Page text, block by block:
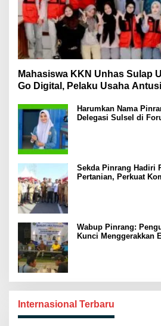
Mahasiswa KKN Unhas Sulap
Go Digital, Pelaku Usaha
Harumkan Nama
Delegasi Sulsel di
Sekda Pinrang Hadiri
Pertanian, Perkuat
Wabup Pinrang:
Kunci Menggerakkan
Internasional Terbaru